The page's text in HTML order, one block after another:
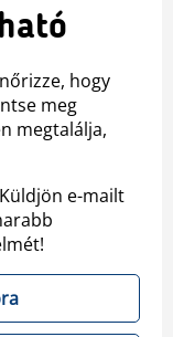
hogy
meg
megtalálja,
e-mailt